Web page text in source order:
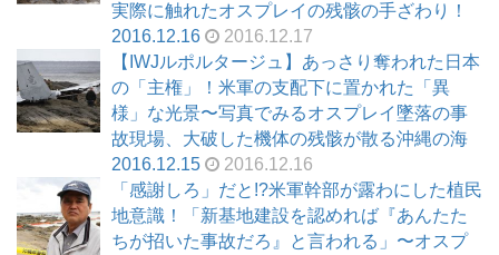
実際に触れたオスプレイの残骸の手ざわり！
2016.12.16
2016.12.17
【IWJルポルタージュ】あっさり奪われた日本
の「主権」！米軍の支配下に置かれた「異
様」な光景〜写真でみるオスプレイ墜落の事
故現場、大破した機体の残骸が散る沖縄の海
2016.12.15
2016.12.16
「感謝しろ」だと!?米軍幹部が露わにした植民
地意識！「新基地建設を認めれば『あんたた
ちが招いた事故だろ』と言われる」〜オスプ